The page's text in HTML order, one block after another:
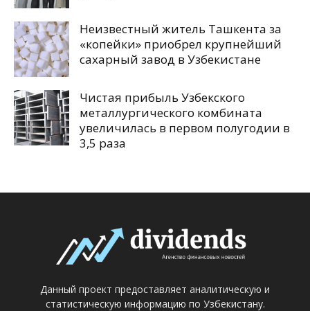
Неизвестный житель Ташкента за
«копейки» приобрел крупнейший
сахарный завод в Узбекистане
Чистая прибыль Узбекского
металлургического комбината
увеличилась в первом полугодии в
3,5 раза
Данный проект предоставляет аналитическую и
статистическую информацию по Узбекистану.